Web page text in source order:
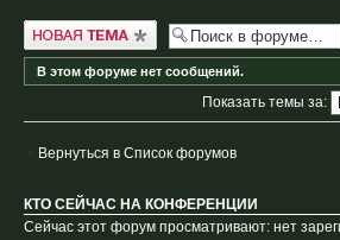
Новая тема
В этом форуме нет сообщений.
Показать темы за:
Вернуться в Список форумов
КТО СЕЙЧАС НА КОНФЕРЕНЦИИ
Сейчас этот форум просматривают: нет